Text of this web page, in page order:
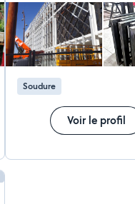
ou la soudure, tout est fait
finitions impeccables. Très professionnel, ponctuel et à
l’écoute, il sait conseiller et
techniques.
Soudure
Voir le profil